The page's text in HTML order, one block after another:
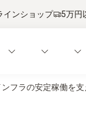
インショップ 5万円
ンフラの安定稼働を